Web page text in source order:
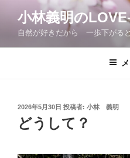
ン
小林義明の
自然が好きだから 一歩下がる
投
稿
日:
2026年5月30日 投稿者: 小林 義明
どうして？